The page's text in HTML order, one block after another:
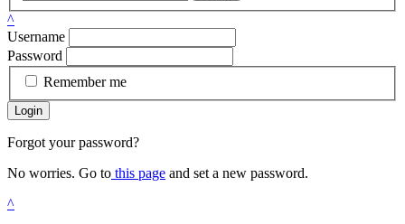
^
Username
Password
Remember me
Login
Forgot your password?
No worries. Go to this page and set a new password.
^